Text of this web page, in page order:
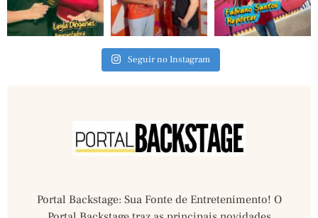
Seguir no Instagram
Portal Backstage: Sua Fonte de Entretenimento! O